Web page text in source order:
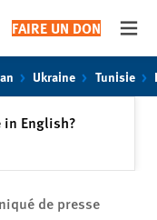
FAIRE UN DON
Ukraine Tunisie
English?
de presse